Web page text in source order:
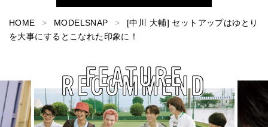
HOME MODELSNAP
[中川 大輔] セットアップはゆとり
を大事にするとこなれた印象に！
RECOMMEND
FEATURE